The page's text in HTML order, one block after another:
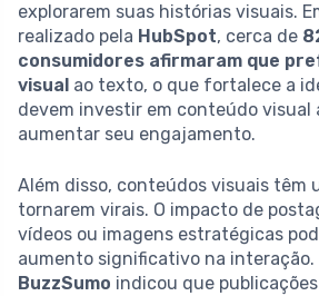
explorarem suas histórias visuais.
realizado pela HubSpot, cerca de
consumidores afirmaram que
visual ao texto, o que fortalece a
devem investir em conteúdo visual
aumentar seu engajamento.
Além disso, conteúdos visuais têm
tornarem virais. O impacto de
vídeos ou imagens estratégicas
aumento significativo na interação.
BuzzSumo indicou que